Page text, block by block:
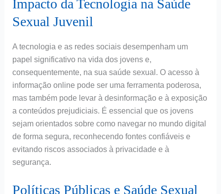
Impacto da Tecnologia na Saúde
Sexual Juvenil
A tecnologia e as redes sociais desempenham um
papel significativo na vida dos jovens e,
consequentemente, na sua saúde sexual. O acesso à
informação online pode ser uma ferramenta poderosa,
mas também pode levar à desinformação e à exposição
a conteúdos prejudiciais. É essencial que os jovens
sejam orientados sobre como navegar no mundo digital
de forma segura, reconhecendo fontes confiáveis e
evitando riscos associados à privacidade e à
segurança.
Políticas Públicas e Saúde Sexual